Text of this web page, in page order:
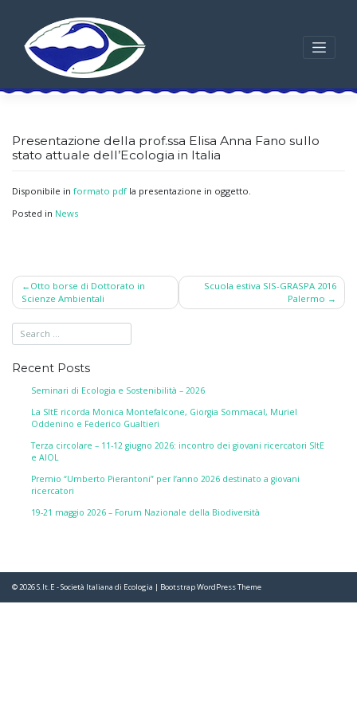
Presentazione della prof.ssa Elisa Anna Fano sullo
stato attuale dell’Ecologia in Italia
Disponibile in formato pdf la presentazione in oggetto.
Posted in News
Post
navigation
Otto borse di Dottorato in
Scienze Ambientali
Scuola estiva SIS-GRASPA 2016
Palermo
Recent Posts
Seminari di Ecologia e Sostenibilità – 2026
La SItE ricorda Monica Montefalcone, Giorgia Sommacal, Muriel
Oddenino e Federico Gualtieri
Terza circolare – 11-12 giugno 2026: incontro dei giovani ricercatori SItE
e AIOL
Premio “Umberto Pierantoni” per l’anno 2026 destinato a giovani
ricercatori
19-21 maggio 2026 – Forum Nazionale della Biodiversità
© 2026S.It.E - Società Italiana di Ecologia | Bootstrap WordPress Theme